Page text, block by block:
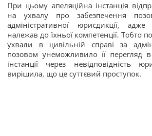
При цьому апеляційна інстанція
на ухвалу про забезпечення
адміністративної юрисдикції,
належав до їхньої компетенції. Тобто
ухвали в цивільній справі за
позовом унеможливило її перегляд в
інстанції через невідповідність
вирішила, що це суттєвий проступок.